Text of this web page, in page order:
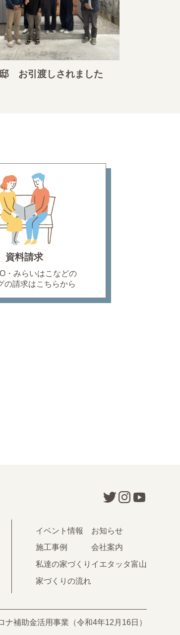
お引渡しされました
資料請求
・みらいはこなどの
の請求はこちらから
イベント情報
施工事例
私達の家づくり
家づくりの流れ
お知らせ
会社案内
イエタッタ富山
補助金活用事業（令和4年12月16日）